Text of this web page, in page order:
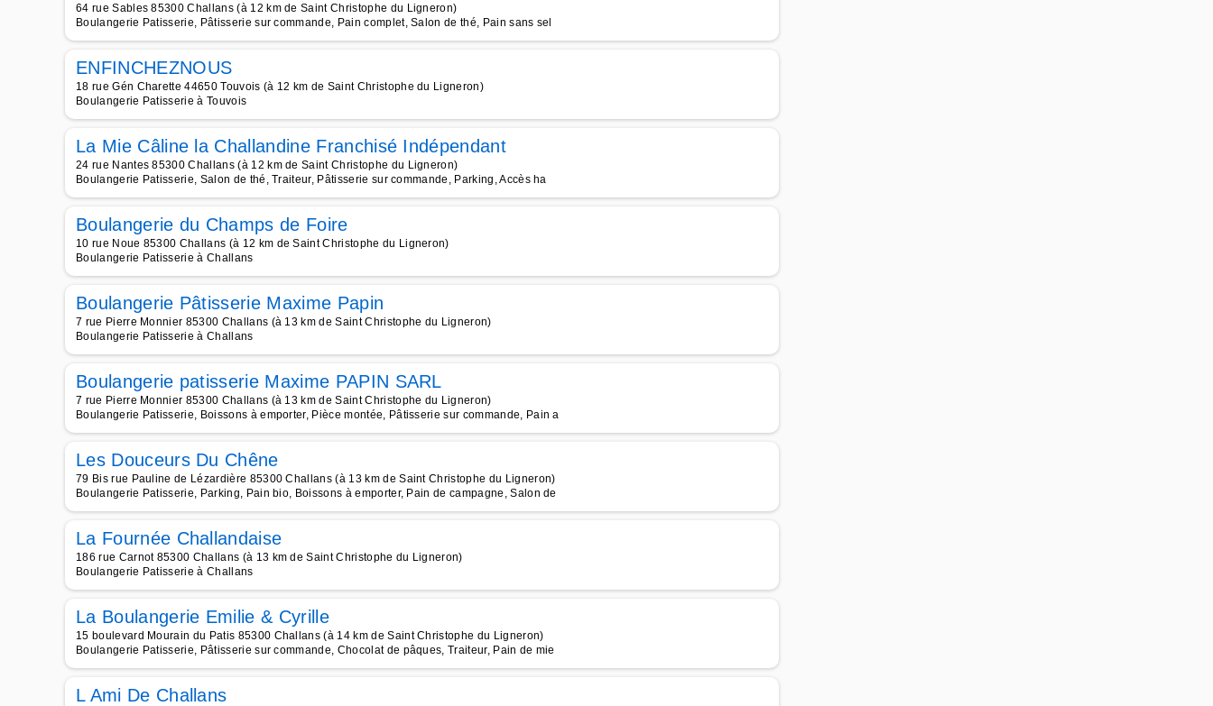
64 rue Sables 85300 Challans (à 12 km de Saint Christophe du Ligneron)
Boulangerie Patisserie, Pâtisserie sur commande, Pain complet, Salon de thé, Pain sans sel
ENFINCHEZNOUS
18 rue Gén Charette 44650 Touvois (à 12 km de Saint Christophe du Ligneron)
Boulangerie Patisserie à Touvois
La Mie Câline la Challandine Franchisé Indépendant
24 rue Nantes 85300 Challans (à 12 km de Saint Christophe du Ligneron)
Boulangerie Patisserie, Salon de thé, Traiteur, Pâtisserie sur commande, Parking, Accès ha
Boulangerie du Champs de Foire
10 rue Noue 85300 Challans (à 12 km de Saint Christophe du Ligneron)
Boulangerie Patisserie à Challans
Boulangerie Pâtisserie Maxime Papin
7 rue Pierre Monnier 85300 Challans (à 13 km de Saint Christophe du Ligneron)
Boulangerie Patisserie à Challans
Boulangerie patisserie Maxime PAPIN SARL
7 rue Pierre Monnier 85300 Challans (à 13 km de Saint Christophe du Ligneron)
Boulangerie Patisserie, Boissons à emporter, Pièce montée, Pâtisserie sur commande, Pain a
Les Douceurs Du Chêne
79 Bis rue Pauline de Lézardière 85300 Challans (à 13 km de Saint Christophe du Ligneron)
Boulangerie Patisserie, Parking, Pain bio, Boissons à emporter, Pain de campagne, Salon de
La Fournée Challandaise
186 rue Carnot 85300 Challans (à 13 km de Saint Christophe du Ligneron)
Boulangerie Patisserie à Challans
La Boulangerie Emilie & Cyrille
15 boulevard Mourain du Patis 85300 Challans (à 14 km de Saint Christophe du Ligneron)
Boulangerie Patisserie, Pâtisserie sur commande, Chocolat de pâques, Traiteur, Pain de mie
L Ami De Challans